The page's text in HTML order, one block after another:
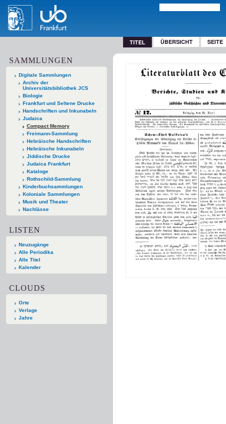
TITEL ÜBERSICHT SEITE
SAMMLUNGEN
Digitale Sammlungen
Archiv der
Universitätsbibliothek JCS
Biologie
Frankfurt und Seltene Drucke
Handschriften und Inkunabeln
Judaica
Compact Memory
Freimann-Sammlung
Hebräische Handschriften
Hebräische Inkunabeln
Jiddische Drucke
Judaica Frankfurt
Kataloge
Rothschild-Sammlung
Kinderbuchsammlungen
Koloniale Sammlungen
Musik und Theater
Nachlässe
LISTEN
Neuzugänge
Alle Periodika
Alle Titel
Kalender
CLOUDS
Orte
Verlage
Jahre